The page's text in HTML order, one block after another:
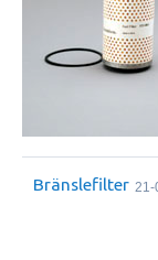
Bränslefilter 21-